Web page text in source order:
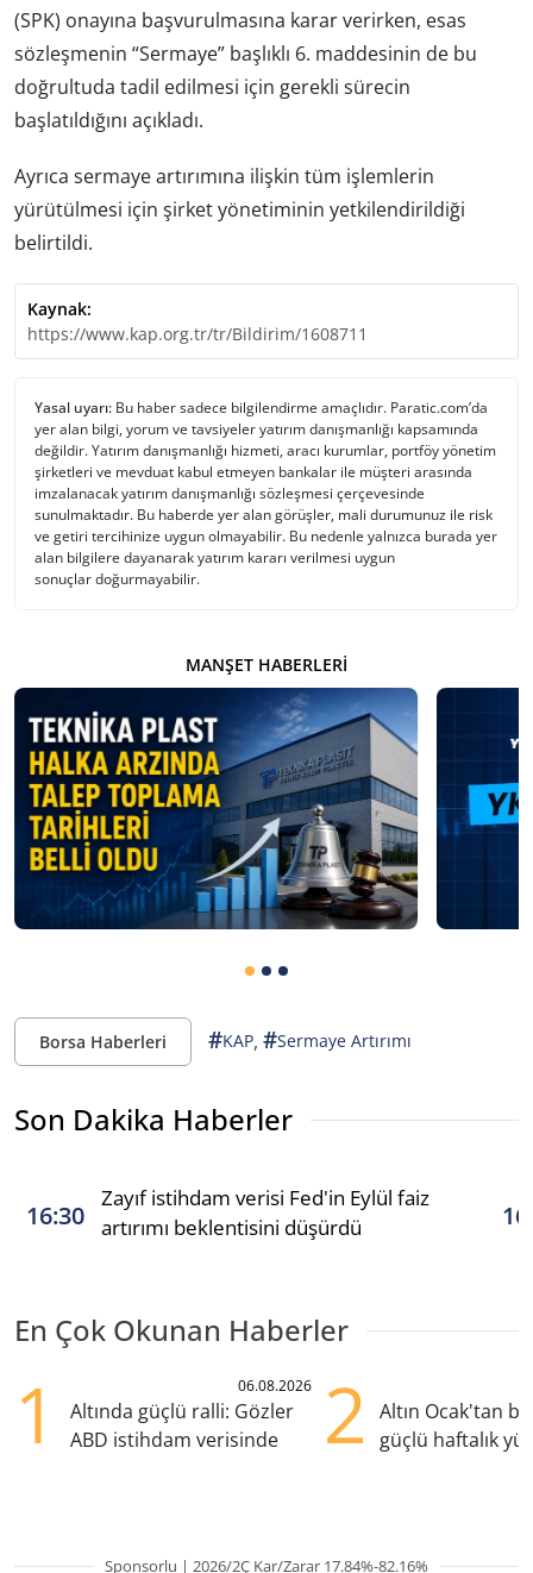
(SPK) onayına başvurulmasına karar verirken, esas
sözleşmenin “Sermaye” başlıklı 6. maddesinin de bu
doğrultuda tadil edilmesi için gerekli sürecin
başlatıldığını açıkladı.
Ayrıca sermaye artırımına ilişkin tüm işlemlerin
yürütülmesi için şirket yönetiminin yetkilendirildiği
belirtildi.
Kaynak:
https://www.kap.org.tr/tr/Bildirim/1608711
Yasal uyarı: Bu haber sadece bilgilendirme amaçlıdır. Paratic.com’da
yer alan bilgi, yorum ve tavsiyeler yatırım danışmanlığı kapsamında
değildir. Yatırım danışmanlığı hizmeti, aracı kurumlar, portföy yönetim
şirketleri ve mevduat kabul etmeyen bankalar ile müşteri arasında
imzalanacak yatırım danışmanlığı sözleşmesi çerçevesinde
sunulmaktadır. Bu haberde yer alan görüşler, mali durumunuz ile risk
ve getiri tercihinize uygun olmayabilir. Bu nedenle yalnızca burada yer
alan bilgilere dayanarak yatırım kararı verilmesi uygun
sonuçlar doğurmayabilir.
MANŞET HABERLERI
Borsa Haberleri #KAP, #Sermaye Artırımı
Son Dakika Haberler
16:30
Zayıf istihdam verisi Fed'in Eylül faiz
artırımı beklentisini düşürdü
En Çok Okunan Haberler
1 06.08.2026
Altında güçlü ralli: Gözler
ABD istihdam verisinde
2
Altın Ocak'tan
güçlü haftalık
Sponsorlu | 2026/2Ç Kar/Zarar 17.84%-82.16%